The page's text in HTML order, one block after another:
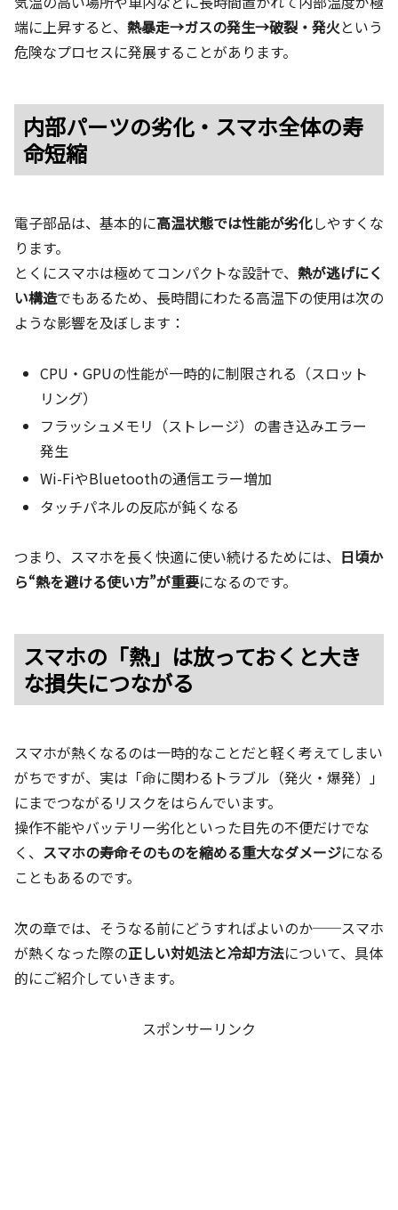
端に上昇すると、 熱暴走→ガスの発生→破裂・発火という
危険なプロセスに発展することがあります。
内部パーツの劣化・スマホ全体の寿
命短縮
電子部品は、基本的に高温状態では性能が劣化しやすくな
ります。
とくにスマホは極めてコンパクトな設計で、 熱が逃げにく
い構造でもあるため、長時間にわたる高温下の使用は次の
ような影響を及ぼします：
CPU・GPUの性能が一時的に制限される（スロット
リング）
フラッシュメモリ（ストレージ）の書き込みエラー
発生
Wi-FiやBluetoothの通信エラー増加
タッチパネルの反応が鈍くなる
つまり、スマホを長く快適に使い続けるためには、 日頃か
ら“熱を避ける使い方”が重要になるのです。
スマホの「熱」は放っておくと大き
な損失につながる
スマホが熱くなるのは一時的なことだと軽く考えてしまい
がちですが、実は「命に関わるトラブル（発火・爆発）」
にまでつながるリスクをはらんでいます。
操作不能やバッテリー劣化といった目先の不便だけでな
く、 スマホの寿命そのものを縮める重大なダメージになる
こともあるのです。
次の章では、そうなる前にどうすればよいのか──スマホ
が熱くなった際の正しい対処法と冷却方法について、具体
的にご紹介していきます。
スポンサーリンク